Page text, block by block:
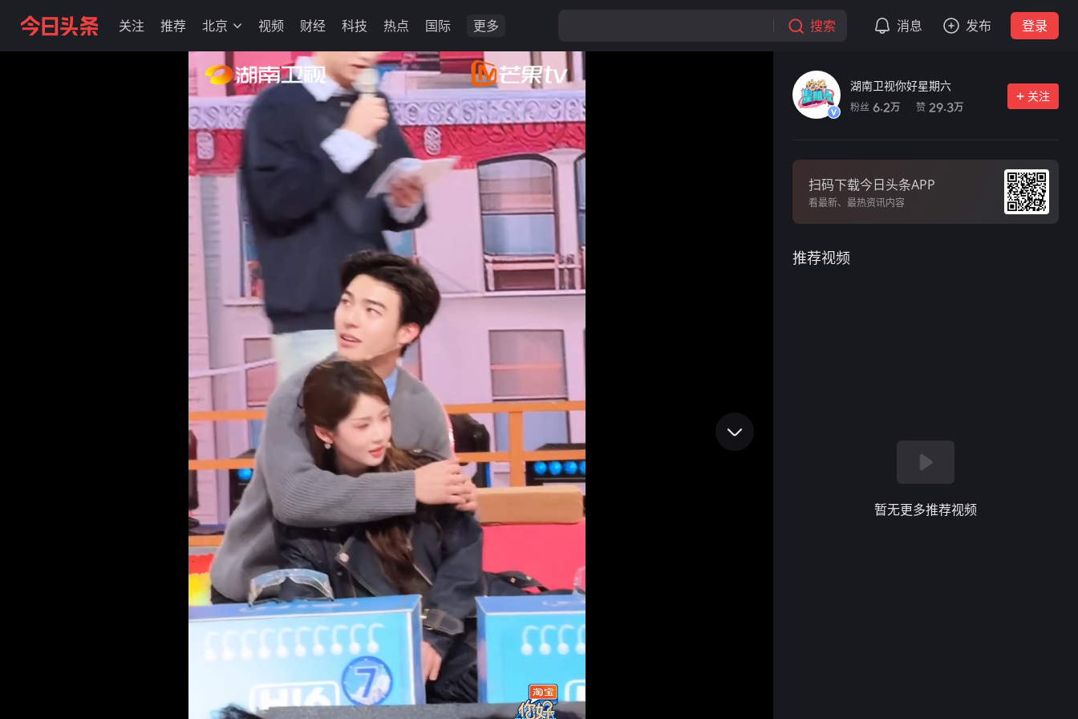
关注 推荐 北京 视频 财经 科技 热点 国际 更多 搜索 消息 发布 登录
湖南卫视你好星期六
粉丝 6.2万 赞 29.3万
关注
扫码下载今日头条APP
看最新、最热资讯内容
推荐视频
暂无更多推荐视频